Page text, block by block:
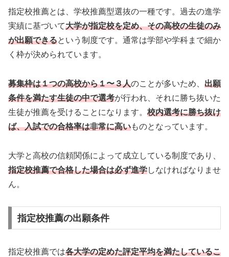
指定校推薦とは、学校推薦型選抜の一種です。過去の進学
実績に基づいて大学が指定校を定め、その高校の生徒のみ
が出願できるという制度です。通常は学部や学科まで細か
く枠が決められています。
募集枠は１つの高校から１〜３人のことが多いため、 出願
条件を満たす生徒の中で選考が行われ、それに勝ち抜いた
生徒が推薦を受けることになります。 校内選考に勝ち抜け
ば、入試での合格率は非常に高いものとなっています。
大学と高校の信頼関係によって成立している制度であり、
指定校推薦で合格した場合は必ず進学しなければなりませ
ん。
指定校推薦の出願条件
指定校推薦では各大学の定めた評定平均を満たしているこ